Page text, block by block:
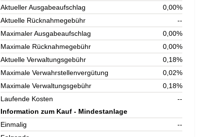
Aktueller Ausgabeaufschlag
0,00%
Aktuelle Rücknahmegebühr
--
Maximaler Ausgabeaufschlag
0,00%
Maximale Rücknahmegebühr
0,00%
Aktuelle Verwaltungsgebühr
0,18%
Maximale Verwahrstellenvergütung
0,02%
Maximale Verwaltungsgebühr
0,18%
Laufende Kosten
--
Information zum Kauf - Mindestanlage
Einmalig
--